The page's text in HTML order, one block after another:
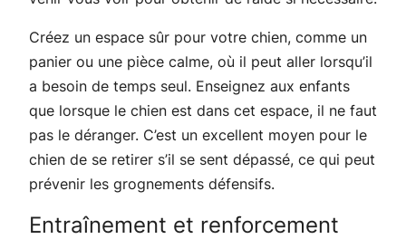
Créez un espace sûr pour votre chien, comme un
panier ou une pièce calme, où il peut aller lorsqu’il
a besoin de temps seul. Enseignez aux enfants
que lorsque le chien est dans cet espace, il ne faut
pas le déranger. C’est un excellent moyen pour le
chien de se retirer s’il se sent dépassé, ce qui peut
prévenir les grognements défensifs.
Entraînement et renforcement